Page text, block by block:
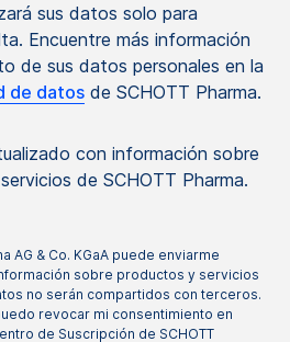
sus datos solo para
Encuentre más información
de sus datos personales en la
de datos de SCHOTT Pharma.
con información sobre
de SCHOTT Pharma.
AG & Co. KGaA puede enviarme
sobre productos y servicios
no serán compartidos con terceros.
revocar mi consentimiento en
de Suscripción de SCHOTT